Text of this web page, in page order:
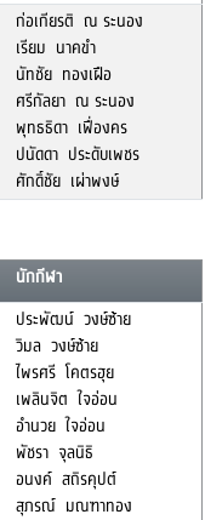
ก่อเกียรติ ณ ระนอง
เรียม นาคขำ
นัทชัย ทองเฝือ
ศรีกัลยา ณ ระนอง
พุทธธิดา เฟื่องคร
ปนัดดา ประดับเพชร
ศักดิ์ชัย เผ่าพงษ์
นักกีฬา
ประพัฒน์ วงษ์ซ้าย
วิมล วงษ์ซ้าย
ไพรศรี โคตรฮุย
เพลินจิต ใจอ่อน
อำนวย ใจอ่อน
พัชรา จุลนิธิ
อนงค์ สถิรคุปต์
สุภรณ์ มณฑาทอง